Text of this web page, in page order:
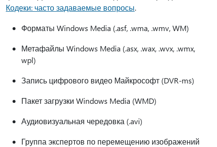
Кодеки: часто задаваемые вопросы.
Форматы Windows Media (.asf, .wma, .wmv, WM)
Метафайлы Windows Media (.asx, .wax, .wvx, .wmx,
wpl)
Запись цифрового видео Майкрософт (DVR-ms)
Пакет загрузки Windows Media (WMD)
Аудиовизуальная чередовка (.avi)
Группа экспертов по перемещению изображений